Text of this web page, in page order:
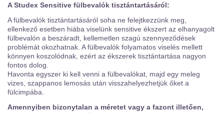
A Studex Sensitive fülbevalók tisztántartásáról:
A fülbevalók tisztántartásáról soha ne felejtkezzünk meg,
ellenkező esetben hiába viselünk sensitive ékszert az elhanyagolt
fülbevalón a beszáradt, kellemetlen szagú szennyeződések
problémát okozhatnak. A fülbevalók folyamatos viselés mellett
könnyen koszolódnak, ezért az ékszerek tisztántartása nagyon
fontos dolog.
Havonta egyszer ki kell venni a fülbevalókat, majd egy meleg
vizes, szappanos lemosás után visszahelyezhetjük őket a
fülcimpába.
Amennyiben bizonytalan a méretet vagy a fazont illetően,